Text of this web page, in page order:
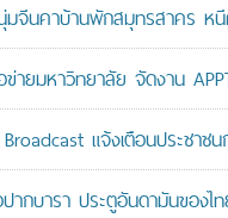
จีนคาบ้านพักสมุทรสาคร หนี
ายมหาวิทยาลัย จัดงาน
แจ้งเตือนประชา
ากบารา ประตูอันดามันของไ